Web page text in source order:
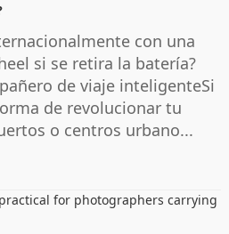
con una
si se retira la batería?
de viaje inteligenteSi
de revolucionar tu
o centros urbano...